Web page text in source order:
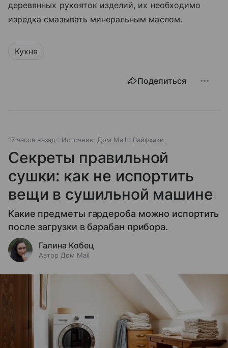
деревянных рукояток изделий, их необходимо
изредка смазывать минеральным маслом.
Кухня
Поделиться
17 часов назад Источник: Дом Mail Лайфхаки
Секреты правильной
сушки: как не испортить
вещи в сушильной машине
Какие предметы гардероба можно испортить
после загрузки в барабан прибора.
Галина Кобец
Автор Дом Mail